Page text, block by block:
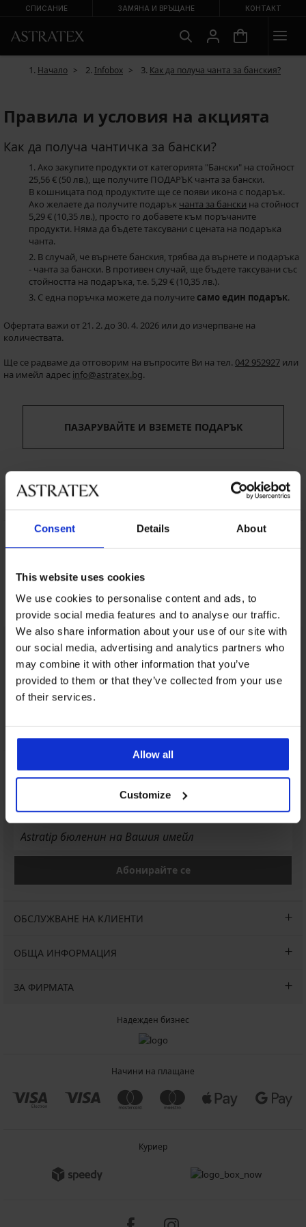
Consent Details About
This website uses cookies
We use cookies to personalise content and ads, to
provide social media features and to analyse our traffic.
We also share information about your use of our site with
our social media, advertising and analytics partners who
may combine it with other information that you’ve
provided to them or that they’ve collected from your use
of their services.
Allow all
Customize
СПИСАНИЕ ЗАМЯНА И ВРЪЩАНЕ КОНТАКТ
Начало Infobox Как да получа чанта за банския?
Правила и условия на акцията
Как да получа чантичка за бански?
Ако закупите продукти от категорията "Бански" на стойност
25,56 € (50 лв.), ще получите ПОДАРЪК чанта за бански.
В кошницата под продуктите ще се появи икона с подарък.
Ако желаете да получите подарък чанта за бански на стойност
5,29 € (10,35 лв.), просто го добавете към поръчаните
продукти. Няма да бъдете таксувани с цената на подаръка
чанта.
В случай, че върнете банския, трябва да върнете и подаръка
- чанта за бански. В противен случай, ще бъдете таксувани със
стойността на подаръка, т.е. 5,29 € (10,35 лв.).
С една поръчка можете да получите само един подарък.
Офертата важи от 21. 2. до 30. 4. 2026 или до изчерпване на
количествата.
Ще се радваме да отговорим на въпросите Ви на тел. 042 952927 или
на имейл адрес info@astratex.bg.
ПАЗАРУВАЙТЕ И ВЗЕМЕТЕ ПОДАРЪК
8 % от покупката
Безплатна замяна и
Изгодна Как да изберем
Обслужване на клиенти
На разположение сме всеки работен ден от 9:00 до 17:00
ч
042 952927
info@astratex.bg
Newsletter
Абонирайте се за нюзлетъра ни и получете най-добрите
Абонирайте се
ОБСЛУЖВАНЕ НА КЛИЕНТИ
ОБЩА ИНФОРМАЦИЯ
ЗА ФИРМАТА
Надежден бизнес
Начини на плащане
Куриер